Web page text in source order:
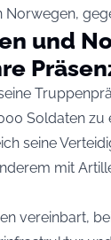
und
Soldaten zu
seine
mit
vereinbart,